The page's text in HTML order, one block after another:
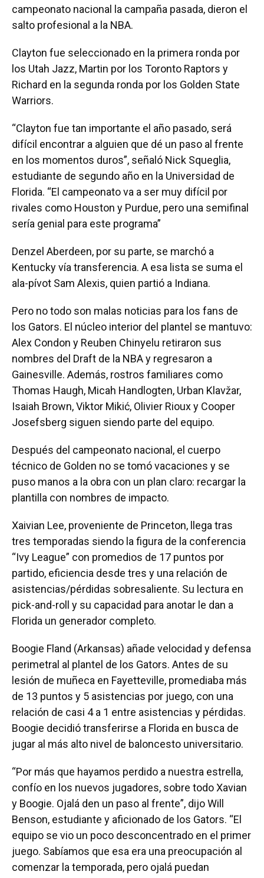
campeonato nacional la campaña pasada, dieron el
salto profesional a la NBA.
Clayton fue seleccionado en la primera ronda por
los Utah Jazz, Martin por los Toronto Raptors y
Richard en la segunda ronda por los Golden State
Warriors.
“Clayton fue tan importante el año pasado, será
difícil encontrar a alguien que dé un paso al frente
en los momentos duros”, señaló Nick Squeglia,
estudiante de segundo año en la Universidad de
Florida. “El campeonato va a ser muy difícil por
rivales como Houston y Purdue, pero una semifinal
sería genial para este programa”
Denzel Aberdeen, por su parte, se marchó a
Kentucky vía transferencia. A esa lista se suma el
ala-pívot Sam Alexis, quien partió a Indiana.
Pero no todo son malas noticias para los fans de
los Gators. El núcleo interior del plantel se mantuvo:
Alex Condon y Reuben Chinyelu retiraron sus
nombres del Draft de la NBA y regresaron a
Gainesville. Además, rostros familiares como
Thomas Haugh, Micah Handlogten, Urban Klavžar,
Isaiah Brown, Viktor Mikić, Olivier Rioux y Cooper
Josefsberg siguen siendo parte del equipo.
Después del campeonato nacional, el cuerpo
técnico de Golden no se tomó vacaciones y se
puso manos a la obra con un plan claro: recargar la
plantilla con nombres de impacto.
Xaivian Lee, proveniente de Princeton, llega tras
tres temporadas siendo la figura de la conferencia
“Ivy League” con promedios de 17 puntos por
partido, eficiencia desde tres y una relación de
asistencias/pérdidas sobresaliente. Su lectura en
pick-and-roll y su capacidad para anotar le dan a
Florida un generador completo.
Boogie Fland (Arkansas) añade velocidad y defensa
perimetral al plantel de los Gators. Antes de su
lesión de muñeca en Fayetteville, promediaba más
de 13 puntos y 5 asistencias por juego, con una
relación de casi 4 a 1 entre asistencias y pérdidas.
Boogie decidió transferirse a Florida en busca de
jugar al más alto nivel de baloncesto universitario.
“Por más que hayamos perdido a nuestra estrella,
confío en los nuevos jugadores, sobre todo Xavian
y Boogie. Ojalá den un paso al frente”, dijo Will
Benson, estudiante y aficionado de los Gators. “El
equipo se vio un poco desconcentrado en el primer
juego. Sabíamos que esa era una preocupación al
comenzar la temporada, pero ojalá puedan